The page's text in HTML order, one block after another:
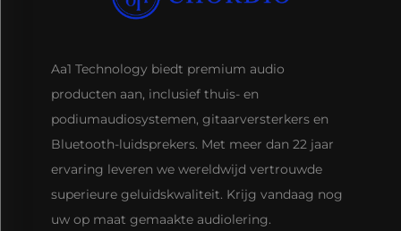
Aa1 Technology biedt premium audio
producten aan, inclusief thuis- en
podiumaudiosystemen, gitaarversterkers en
Bluetooth-luidsprekers. Met meer dan 22 jaar
ervaring leveren we wereldwijd vertrouwde
superieure geluidskwaliteit. Krijg vandaag nog
uw op maat gemaakte audiolering.